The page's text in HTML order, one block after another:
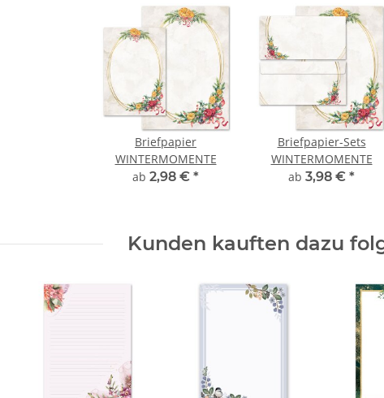
Briefpapier
WINTERMOMENTE
ab 2,98 € *
Briefpapier-Sets
WINTERMOMENTE
ab 3,98 € *
Kunden kauften dazu